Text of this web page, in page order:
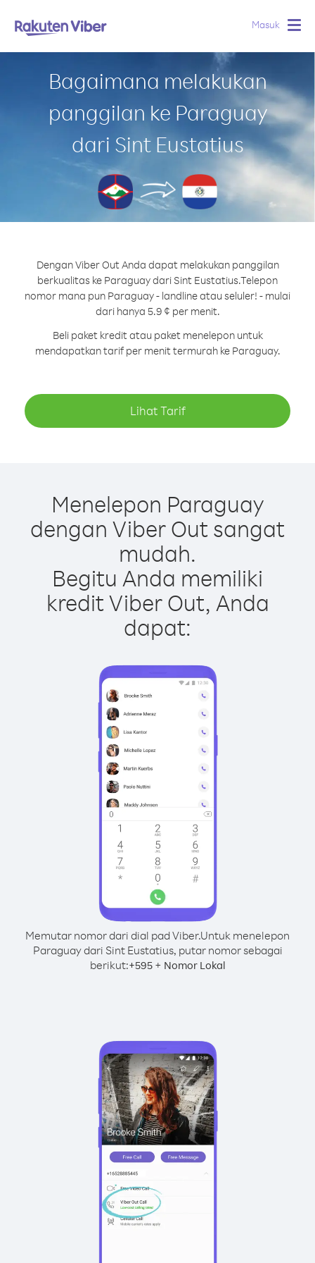
Masuk
Bagaimana melakukan
panggilan ke Paraguay
dari Sint Eustatius
Dengan Viber Out Anda dapat melakukan panggilan
berkualitas ke Paraguay dari Sint Eustatius.Telepon
nomor mana pun Paraguay - landline atau seluler! - mulai
dari hanya 5.9 ¢ per menit.
Beli paket kredit atau paket menelepon untuk
mendapatkan tarif per menit termurah ke Paraguay.
Lihat Tarif
Menelepon Paraguay
dengan Viber Out sangat
mudah.
Begitu Anda memiliki
kredit Viber Out, Anda
dapat:
Memutar nomor dari dial pad Viber.Untuk menelepon
Paraguay dari Sint Eustatius, putar nomor sebagai
berikut:+595+ Nomor Lokal